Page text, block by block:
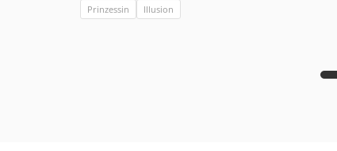
Prinzessin Illusion